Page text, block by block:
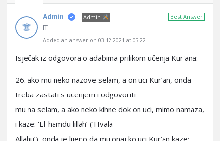
Best Answer
Admin Admin
IT
Added an answer on 03.12.2021 at 07:22
Isječak iz odgovora o adabima prilikom učenja Kur'ana:
26. ako mu neko nazove selam, a on uci Kur’an, onda
treba zastati s ucenjem i odgovoriti
mu na selam, a ako neko kihne dok on uci, mimo namaza,
i kaze: ‘El-hamdu lillah’ (‘Hvala
Allahu’), onda je lijepo da mu onaj ko uci Kur’an kaze: